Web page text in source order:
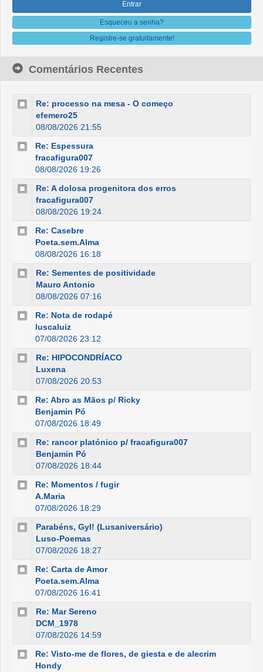
Esqueceu a senha?
Registre-se gratuitamente!
Comentários Recentes
Re: processo na mesa - O começo
efemero25
08/08/2026 21:55
Re: Espessura
fracafigura007
08/08/2026 19:26
Re: A dolosa progenitora dos erros
fracafigura007
08/08/2026 19:24
Re: Casebre
Poeta.sem.Alma
08/08/2026 16:18
Re: Sementes de positividade
Mauro Antonio
08/08/2026 07:16
Re: Nota de rodapé
luscaluiz
07/08/2026 23:12
Re: HIPOCONDRÍACO
Luxena
07/08/2026 20:53
Re: Abro as Mãos p/ Ricky
Benjamin Pó
07/08/2026 18:49
Re: rancor platónico p/ fracafigura007
Benjamin Pó
07/08/2026 18:44
Re: Momentos / fugir
A.Maria
07/08/2026 18:29
Parabéns, Gyl! (Lusaniversário)
Luso-Poemas
07/08/2026 18:27
Re: Carta de Amor
Poeta.sem.Alma
07/08/2026 16:41
Re: Mar Sereno
DCM_1978
07/08/2026 14:59
Re: Visto-me de flores, de giesta e de alecrim
Hondy